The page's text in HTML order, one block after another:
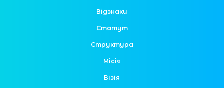
Відзнаки
Статут
Структура
Місія
Візія